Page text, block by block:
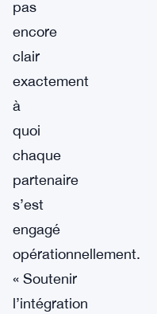
pas
encore
clair
exactement
à
quoi
chaque
partenaire
s’est
engagé
opérationnellement.
« Soutenir
l’intégration